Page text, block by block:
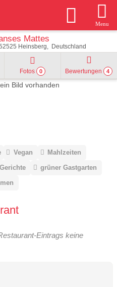
Menu
Mattes
Heinsberg Deutschland
Fotos 0 Bewertungen 4
Vegan
Mahlzeiten
Gerichte
grüner Gastgarten
Eintrags keine